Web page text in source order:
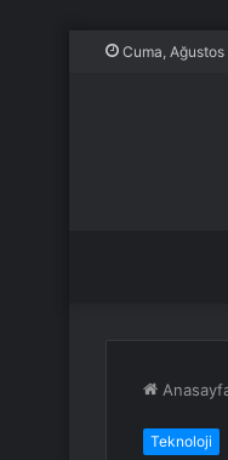
Cuma,
Teknoloji